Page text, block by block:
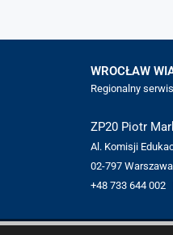
WROCŁAW
Regionalny
ZP20 Piotr
Al. Komisji
02-797 Warszawa
+48 733 644